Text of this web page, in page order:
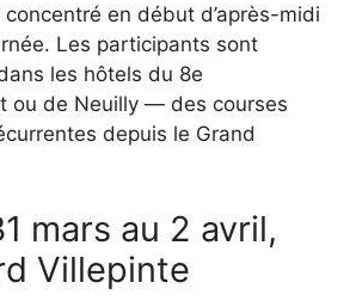
en début d’après-midi
Les participants sont
les hôtels du 8e
ou de Neuilly — des courses
depuis le Grand
mars au 2 avril,
Villepinte